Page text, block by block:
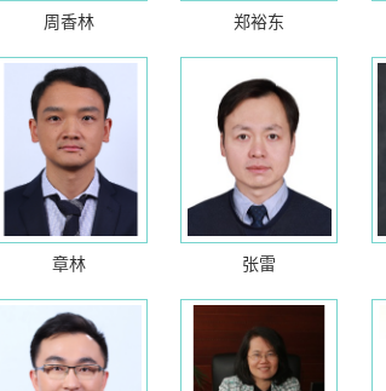
周香林 郑裕东
章林 张雷